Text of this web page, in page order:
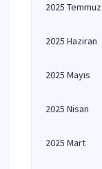
2025 Temmuz
2025 Haziran
2025 Mayıs
2025 Nisan
2025 Mart